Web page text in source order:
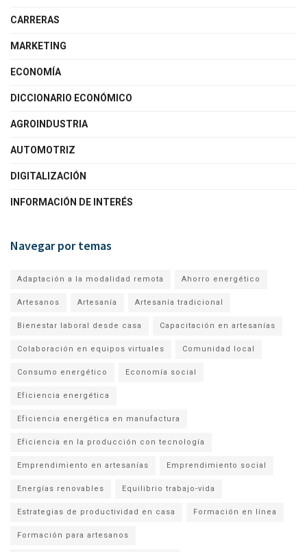
CARRERAS
MARKETING
ECONOMÍA
DICCIONARIO ECONÓMICO
AGROINDUSTRIA
AUTOMOTRIZ
DIGITALIZACIÓN
INFORMACIÓN DE INTERÉS
Navegar por temas
Adaptación a la modalidad remota Ahorro energético
Artesanos Artesanía Artesanía tradicional
Bienestar laboral desde casa Capacitación en artesanías
Colaboración en equipos virtuales Comunidad local
Consumo energético Economía social
Eficiencia energética
Eficiencia energética en manufactura
Eficiencia en la producción con tecnología
Emprendimiento en artesanías Emprendimiento social
Energías renovables Equilibrio trabajo-vida
Estrategias de productividad en casa Formación en línea
Formación para artesanos